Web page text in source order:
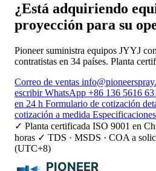
¿Está adquiriendo
proyección para su
Pioneer suministra equipos JYYJ
contratistas en 34 países. Planta
Correo de ventas
escribir WhatsApp +86 136 5616
en 24 h Formulario de cotización
cotización a medida
✓ Planta certificada ISO 9001 en
horas ✓ TDS · MSDS · COA a
(UTC+8)